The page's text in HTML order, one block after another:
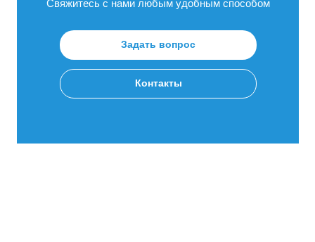
Свяжитесь с нами любым удобным способом
Задать вопрос
Контакты